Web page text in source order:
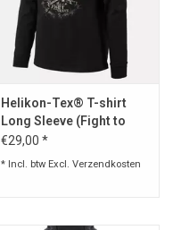
Helikon-Tex® T-shirt
Long Sleeve (Fight to
the grave) - Black
€29,00 *
* Incl. btw Excl. Verzendkosten